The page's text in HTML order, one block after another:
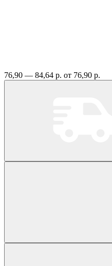
76,90 — 84,64 р. от 76,90 р.